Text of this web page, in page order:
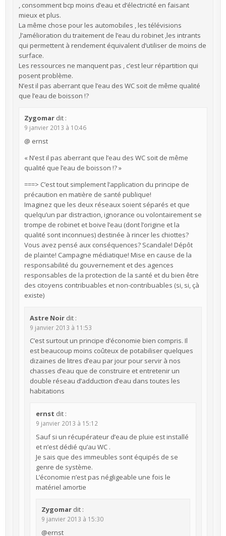
, consomment bcp moins d’eau et d’électricité en faisant
mieux et plus.
La même chose pour les automobiles , les télévisions
,l’amélioration du traitement de l’eau du robinet ,les intrants
qui permettent à rendement équivalent d’utiliser de moins de
surface.
Les ressources ne manquent pas , c’est leur répartition qui
posent problème.
N’est il pas aberrant que l’eau des WC soit de même qualité
que l’eau de boisson !?
Zygomar dit :
9 janvier 2013 à 10:46
@ ernst
« N’est il pas aberrant que l’eau des WC soit de même
qualité que l’eau de boisson !? »
===> C’est tout simplement l’application du principe de
précaution en matière de santé publique!
Imaginez que les deux réseaux soient séparés et que
quelqu’un par distraction, ignorance ou volontairement se
trompe de robinet et boive l’eau (dont l’origine et la
qualité sont inconnues) destinée à rincer les chiottes?
Vous avez pensé aux conséquences? Scandale! Dépôt
de plainte! Campagne médiatique! Mise en cause de la
responsabilité du gouvernement et des agences
responsables de la protection de la santé et du bien être
des citoyens contribuables et non-contribuables (si, si, çà
existe)
Astre Noir dit :
9 janvier 2013 à 11:53
C’est surtout un principe d’économie bien compris. Il
est beaucoup moins coûteux de potabiliser quelques
dizaines de litres d’eau par jour pour servir à nos
chasses d’eau que de construire et entretenir un
double réseau d’adduction d’eau dans toutes les
habitations
ernst dit :
9 janvier 2013 à 15:12
Sauf si un récupérateur d’eau de pluie est installé
et n’est dédié qu’au WC .
Je sais que des immeubles sont équipés de se
genre de système.
L’économie n’est pas négligeable une fois le
matériel amortie
Zygomar dit :
9 janvier 2013 à 15:30
@ernst